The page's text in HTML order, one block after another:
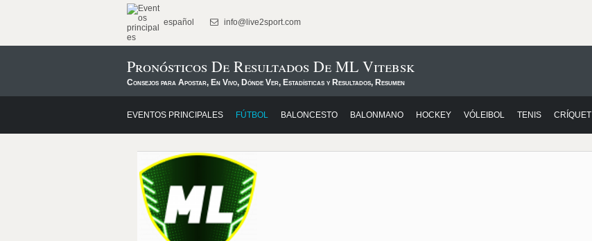
español info@live2sport.com
Pronósticos De Resultados De ML Vitebsk
Consejos para Apostar, En Vivo, Dónde Ver, Estadísticas y Resultados, Resumen
EVENTOS PRINCIPALES FÚTBOL BALONCESTO BALONMANO HOCKEY VÓLEIBOL TENIS CRÍQUET